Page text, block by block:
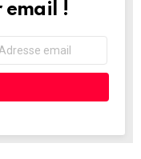
email !